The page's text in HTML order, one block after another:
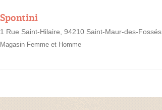
Spontini
1 Rue Saint-Hilaire, 94210 Saint-Maur-des-Fossés
Magasin Femme et Homme